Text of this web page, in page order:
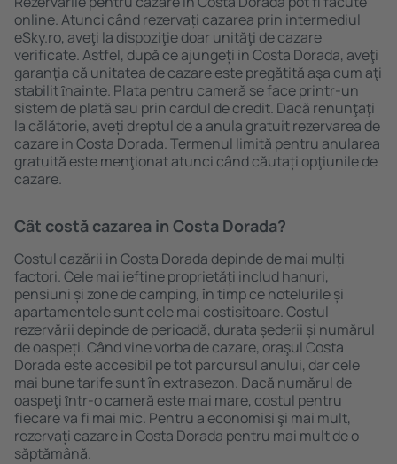
online. Atunci când rezervați cazarea prin intermediul
eSky.ro, aveţi la dispoziţie doar unităţi de cazare
verificate. Astfel, după ce ajungeți in Costa Dorada, aveţi
garanţia că unitatea de cazare este pregătită aşa cum aţi
stabilit ȋnainte. Plata pentru cameră se face printr-un
sistem de plată sau prin cardul de credit. Dacă renunţaţi
la călătorie, aveți dreptul de a anula gratuit rezervarea de
cazare in Costa Dorada. Termenul limită pentru anularea
gratuită este menţionat atunci când căutați opţiunile de
cazare.
Cât costă cazarea in Costa Dorada?
Costul cazării in Costa Dorada depinde de mai mulți
factori. Cele mai ieftine proprietăți includ hanuri,
pensiuni și zone de camping, în timp ce hotelurile și
apartamentele sunt cele mai costisitoare. Costul
rezervării depinde de perioadă, durata șederii și numărul
de oaspeți. Când vine vorba de cazare, oraşul Costa
Dorada este accesibil pe tot parcursul anului, dar cele
mai bune tarife sunt în extrasezon. Dacă numărul de
oaspeţi ȋntr-o cameră este mai mare, costul pentru
fiecare va fi mai mic. Pentru a economisi şi mai mult,
rezervați cazare in Costa Dorada pentru mai mult de o
săptămână.